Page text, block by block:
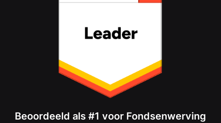
Beoordeeld als #1 voor Fondsenwerving